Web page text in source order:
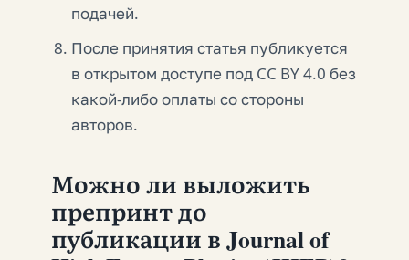
подачей.
После принятия статья публикуется
в открытом доступе под CC BY 4.0 без
какой-либо оплаты со стороны
авторов.
Можно ли выложить
препринт до
публикации в Journal of